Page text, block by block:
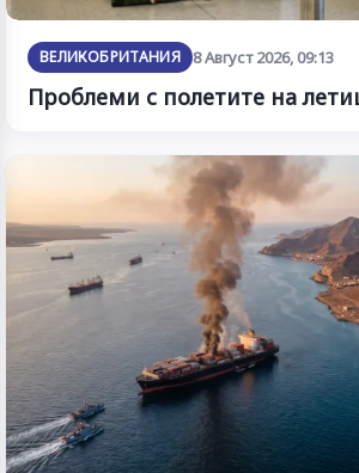
ВЕЛИКОБРИТАНИЯ 8 Август 2026, 09:13
Проблеми с полетите на